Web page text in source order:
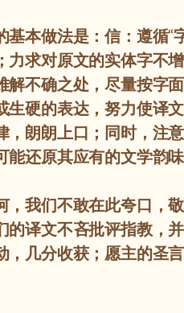
基本做法是：信：遵循
力求对原文的实体字不
解不确之处，尽量按字
生硬的表达，努力使译
，朗朗上口；同时，注
还原其应有的文学韵味
，我们不敢在此夸口，
的译文不吝批评指教，
，几分收获；愿主的圣